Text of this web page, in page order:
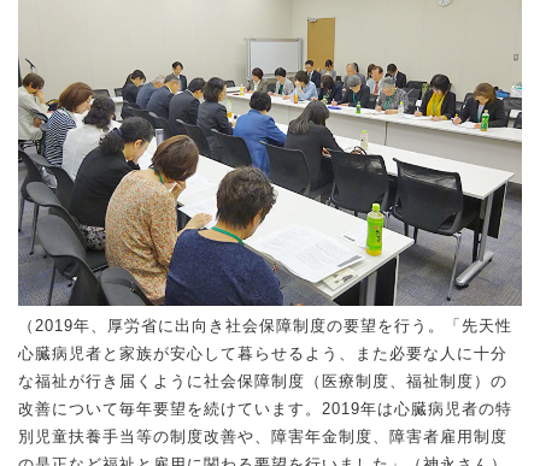
（2019年、厚労省に出向き社会保障制度の要望を行う。「先天性
心臓病児者と家族が安心して暮らせるよう、また必要な人に十分
な福祉が行き届くように社会保障制度（医療制度、福祉制度）の
改善について毎年要望を続けています。2019年は心臓病児者の特
別児童扶養手当等の制度改善や、障害年金制度、障害者雇用制度